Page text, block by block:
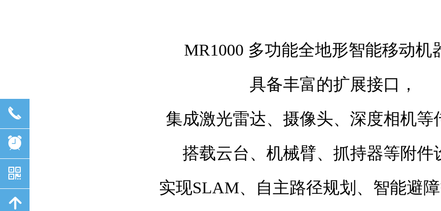
MR1000 多功能全地形智能移动机
具备丰富的扩展接口，
集成激光雷达、摄像头、深度相机等
搭载云台、机械臂、抓持器等附件
实现SLAM、自主路径规划、智能避
끅
뀥
낃
녕